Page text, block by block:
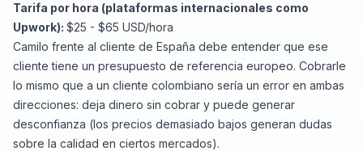
Tarifa por hora (plataformas internacionales como
Upwork): $25 - $65 USD/hora
Camilo frente al cliente de España debe entender que ese
cliente tiene un presupuesto de referencia europeo. Cobrarle
lo mismo que a un cliente colombiano sería un error en ambas
direcciones: deja dinero sin cobrar y puede generar
desconfianza (los precios demasiado bajos generan dudas
sobre la calidad en ciertos mercados).